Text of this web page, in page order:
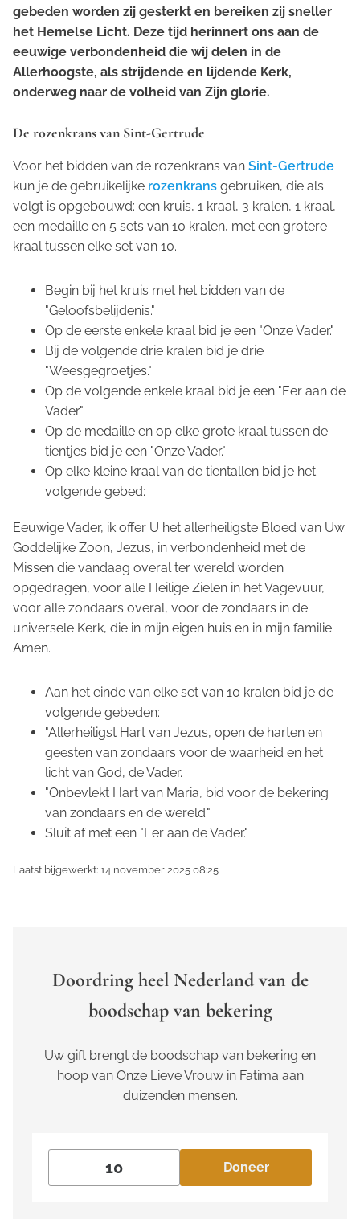
gebeden worden zij gesterkt en bereiken zij sneller
het Hemelse Licht. Deze tijd herinnert ons aan de
eeuwige verbondenheid die wij delen in de
Allerhoogste, als strijdende en lijdende Kerk,
onderweg naar de volheid van Zijn glorie.
De rozenkrans van Sint-Gertrude
Voor het bidden van de rozenkrans van Sint-Gertrude
kun je de gebruikelijke rozenkrans gebruiken, die als
volgt is opgebouwd: een kruis, 1 kraal, 3 kralen, 1 kraal,
een medaille en 5 sets van 10 kralen, met een grotere
kraal tussen elke set van 10.
Begin bij het kruis met het bidden van de
"Geloofsbelijdenis."
Op de eerste enkele kraal bid je een "Onze Vader."
Bij de volgende drie kralen bid je drie
"Weesgegroetjes."
Op de volgende enkele kraal bid je een "Eer aan de
Vader."
Op de medaille en op elke grote kraal tussen de
tientjes bid je een "Onze Vader."
Op elke kleine kraal van de tientallen bid je het
volgende gebed:
Eeuwige Vader, ik offer U het allerheiligste Bloed van Uw
Goddelijke Zoon, Jezus, in verbondenheid met de
Missen die vandaag overal ter wereld worden
opgedragen, voor alle Heilige Zielen in het Vagevuur,
voor alle zondaars overal, voor de zondaars in de
universele Kerk, die in mijn eigen huis en in mijn familie.
Amen.
Aan het einde van elke set van 10 kralen bid je de
volgende gebeden:
"Allerheiligst Hart van Jezus, open de harten en
geesten van zondaars voor de waarheid en het
licht van God, de Vader.
"Onbevlekt Hart van Maria, bid voor de bekering
van zondaars en de wereld."
Sluit af met een "Eer aan de Vader."
Laatst bijgewerkt: 14 november 2025 08:25
Doordring heel Nederland van de
boodschap van bekering
Uw gift brengt de boodschap van bekering en
hoop van Onze Lieve Vrouw in Fatima aan
duizenden mensen.
Doneer